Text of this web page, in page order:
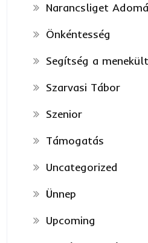
Narancsliget
Önkéntesség
Segítség a
Szarvasi Tábor
Szenior
Támogatás
Uncategorized
Ünnep
Upcoming